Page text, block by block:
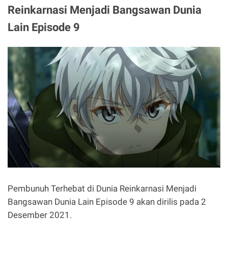
Reinkarnasi Menjadi Bangsawan Dunia
Lain Episode 9
Pembunuh Terhebat di Dunia Reinkarnasi Menjadi
Bangsawan Dunia Lain Episode 9 akan dirilis pada 2
Desember 2021.